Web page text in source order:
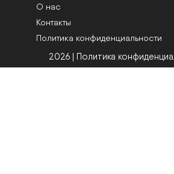
О нас
Контакты
Политика конфиденциальности
2026 | Политика